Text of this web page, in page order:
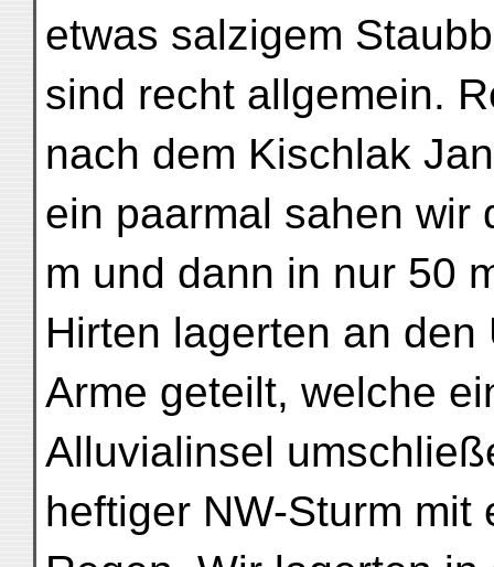
etwas salzigem
sind recht allgemein.
nach dem Kischlak
ein paarmal sahen
m und dann in nur 50
Hirten lagerten an
Arme geteilt, welche
Alluvialinsel
heftiger NW-Sturm mit